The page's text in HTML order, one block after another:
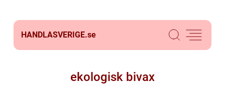
HANDLASVERIGE.se
ekologisk bivax